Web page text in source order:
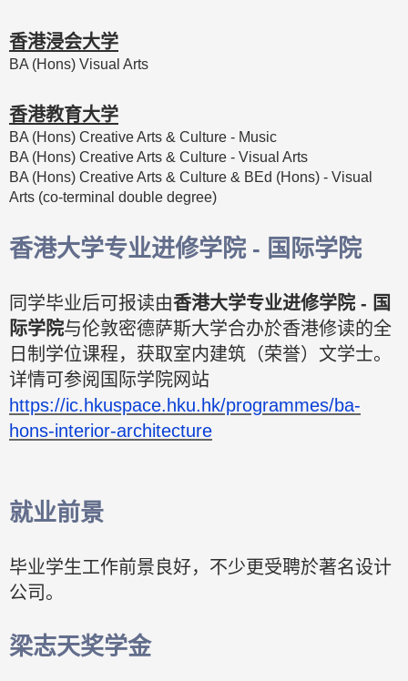
香港浸会大学
BA (Hons) Visual Arts
香港教育大学
BA (Hons) Creative Arts & Culture - Music
BA (Hons) Creative Arts & Culture - Visual Arts
BA (Hons) Creative Arts & Culture & BEd (Hons) - Visual
Arts (co-terminal double degree)
香港大学专业进修学院 - 国际学院
同学毕业后可报读由香港大学专业进修学院 - 国
际学院与伦敦密德萨斯大学合办於香港修读的全
日制学位课程，获取室内建筑（荣誉）文学士。
详情可参阅国际学院网站
https://ic.hkuspace.hku.hk/programmes/ba-
hons-interior-architecture
就业前景
毕业学生工作前景良好，不少更受聘於著名设计
公司。
梁志天奖学金